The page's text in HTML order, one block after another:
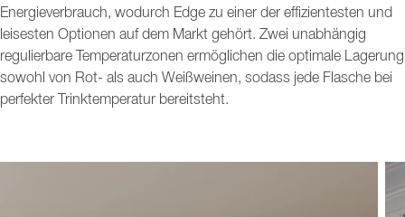
Energieverbrauch, wodurch Edge zu einer der effizientesten und
leisesten Optionen auf dem Markt gehört. Zwei unabhängig
regulierbare Temperaturzonen ermöglichen die optimale Lagerung
sowohl von Rot- als auch Weißweinen, sodass jede Flasche bei
perfekter Trinktemperatur bereitsteht.